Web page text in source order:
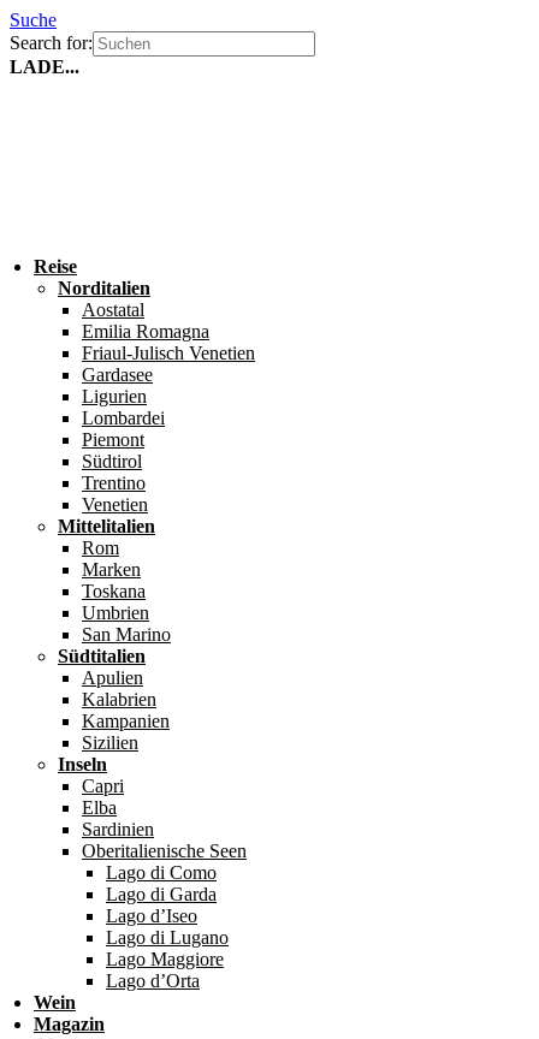
Suche
Search for:
LADE...
Reise
Norditalien
Aostatal
Emilia Romagna
Friaul-Julisch Venetien
Gardasee
Ligurien
Lombardei
Piemont
Südtirol
Trentino
Venetien
Mittelitalien
Rom
Marken
Toskana
Umbrien
San Marino
Südtitalien
Apulien
Kalabrien
Kampanien
Sizilien
Inseln
Capri
Elba
Sardinien
Oberitalienische Seen
Lago di Como
Lago di Garda
Lago d’Iseo
Lago di Lugano
Lago Maggiore
Lago d’Orta
Wein
Magazin